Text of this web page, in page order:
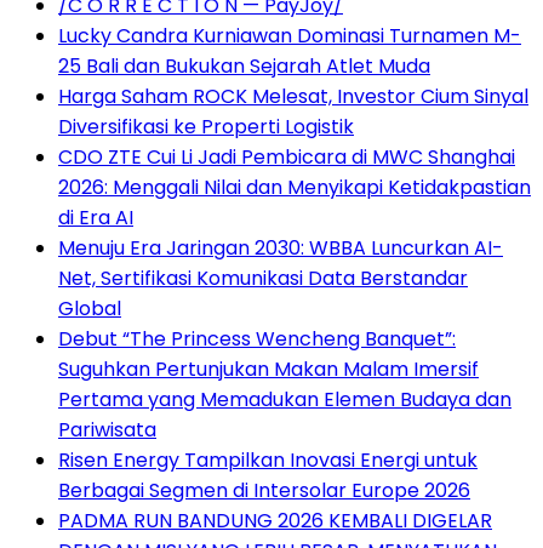
/C O R R E C T I O N — PayJoy/
Lucky Candra Kurniawan Dominasi Turnamen M-
25 Bali dan Bukukan Sejarah Atlet Muda
Harga Saham ROCK Melesat, Investor Cium Sinyal
Diversifikasi ke Properti Logistik
CDO ZTE Cui Li Jadi Pembicara di MWC Shanghai
2026: Menggali Nilai dan Menyikapi Ketidakpastian
di Era AI
Menuju Era Jaringan 2030: WBBA Luncurkan AI-
Net, Sertifikasi Komunikasi Data Berstandar
Global
Debut “The Princess Wencheng Banquet”:
Suguhkan Pertunjukan Makan Malam Imersif
Pertama yang Memadukan Elemen Budaya dan
Pariwisata
Risen Energy Tampilkan Inovasi Energi untuk
Berbagai Segmen di Intersolar Europe 2026
PADMA RUN BANDUNG 2026 KEMBALI DIGELAR